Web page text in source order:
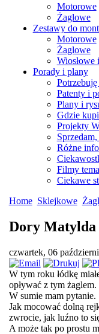
Motorowe
Żaglowe
Zestawy do
Motorowe
Żaglowe
Wiosłowe
Porady i plany
Patenty i
Plany i
Gdzie
Projekty
Różne
Filmy
Ciekawe
Home Sklejkowe
Dory Matylda
czwartek, 06
W tym roku łódkę
opływać z tym żaglem.
W sumie mam pytanie.
Jak mocować dolną
zwrocie, jak luźno to
A może tak po prostu